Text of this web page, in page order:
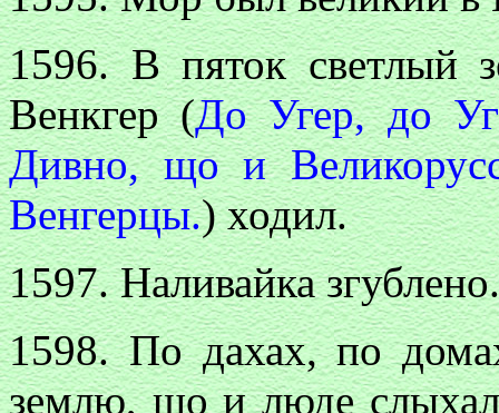
1596. В пяток светлый
Венкгер (До Угер, до
Дивно, що и
Венгерцы.) ходил.
1597. Наливайка згублено.
1598. По дахах, по
землю, що и люде